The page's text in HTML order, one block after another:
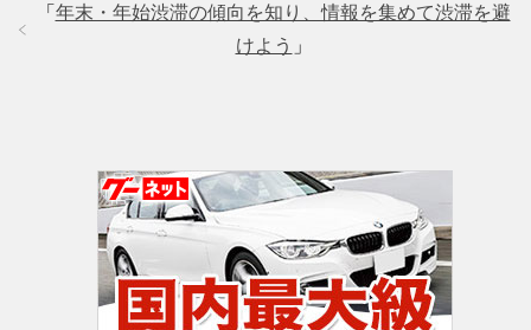
「 年末・年始渋滞の傾向を知り、情報を集めて渋滞を避
けよう 」